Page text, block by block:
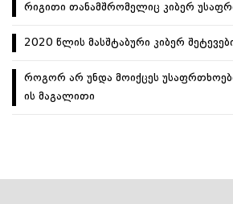
რიგითი თანამშრომელიც კიბერ
2020 წლის მასშტაბური კიბერ
როგორ არ უნდა მოიქცეს
ის მაგალითი